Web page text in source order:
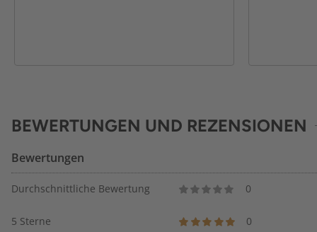
BEWERTUNGEN UND REZENSIONEN
Bewertungen
Durchschnittliche Bewertung 0
5 Sterne
0